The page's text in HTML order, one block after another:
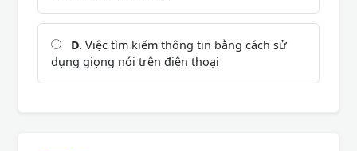
D. Việc tìm kiếm thông tin bằng cách sử
dụng giọng nói trên điện thoại